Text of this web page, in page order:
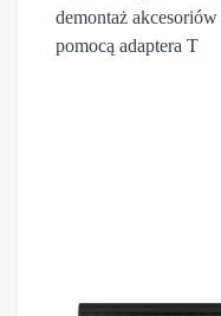
demontaż akcesoriów
pomocą adaptera T